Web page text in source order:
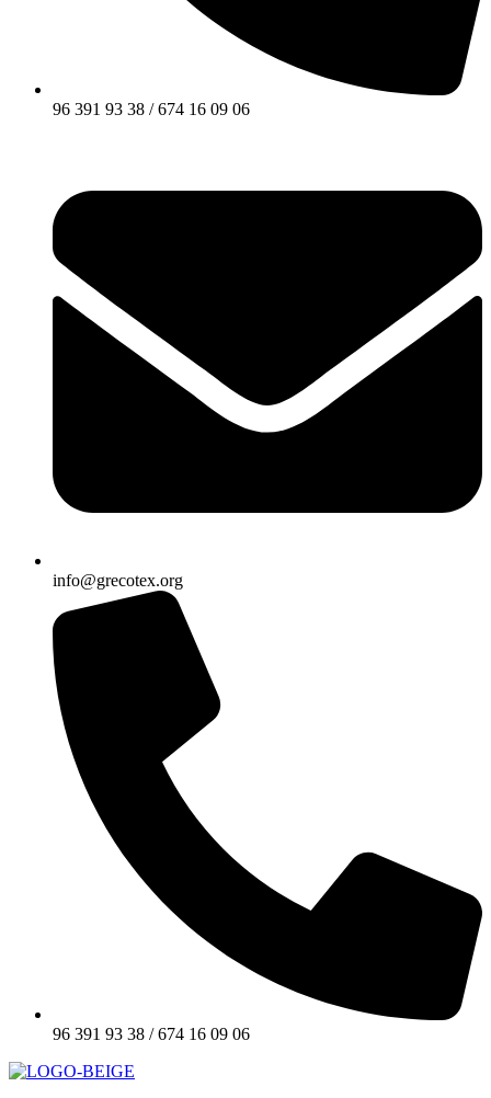
96 391 93 38 / 674 16 09 06
info@grecotex.org
96 391 93 38 / 674 16 09 06